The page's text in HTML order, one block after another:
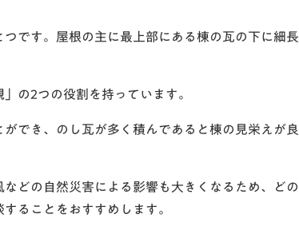
です。屋根の主に最上部にある棟の瓦の下に細長
の2つの役割を持っています。
でき、のし瓦が多く積んであると棟の見栄えが良
どの自然災害による影響も大きくなるため、どの
ることをおすすめします。